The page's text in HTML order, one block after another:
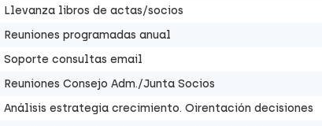
Llevanza libros de actas/socios
Reuniones programadas anual
Soporte consultas email
Reuniones Consejo Adm./Junta Socios
Análisis estrategia crecimiento. Oirentación decisiones